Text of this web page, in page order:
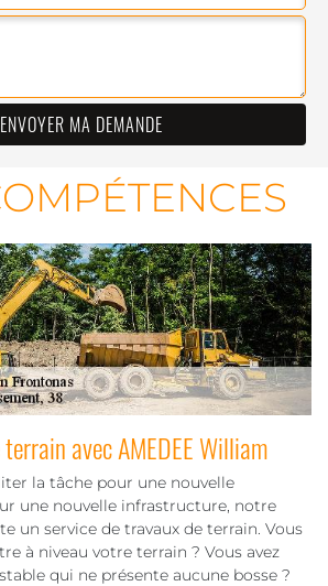
avec AMEDEE William
la tâche pour une nouvelle
une nouvelle infrastructure, notre
un service de travaux de terrain. Vous
à niveau votre terrain ? Vous avez
qui ne présente aucune bosse ?